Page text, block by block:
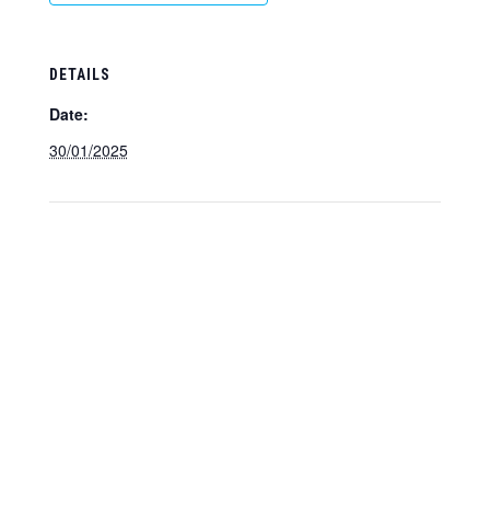
DETAILS
Date:
30/01/2025